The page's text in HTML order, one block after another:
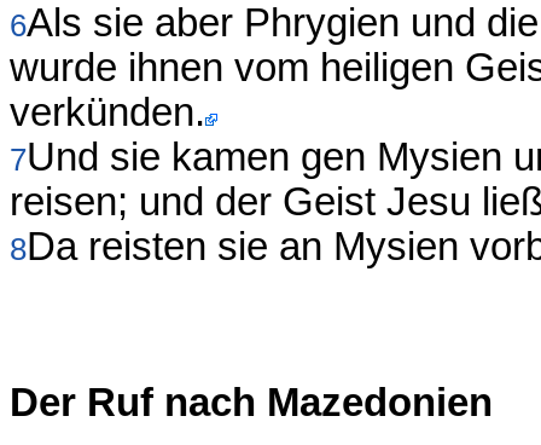
6Als sie aber Phrygien und
wurde ihnen vom heiligen
verkünden.
7Und sie kamen gen Mysien
reisen; und der Geist Jesu
8Da reisten sie an Mysien
Der Ruf nach Mazedonien